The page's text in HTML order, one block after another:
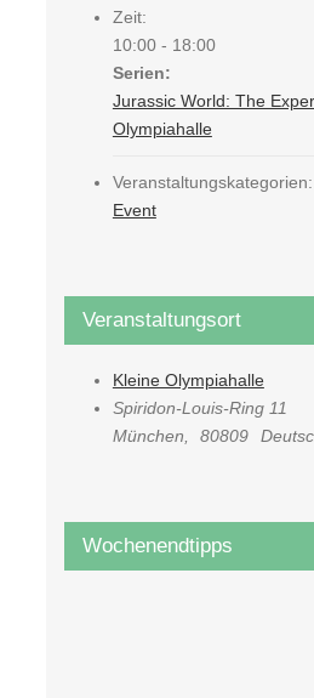
Zeit:
10:00 - 18:00
Serien:
Jurassic World: The
Olympiahalle
Veranstaltungskategorien:
Event
Veranstaltungsort
Kleine Olympiahalle
Spiridon-Louis-Ring 11
München
80809
Wochenendtipps